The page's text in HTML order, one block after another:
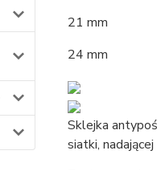
21 mm
24 mm
Sklejka
siatki,